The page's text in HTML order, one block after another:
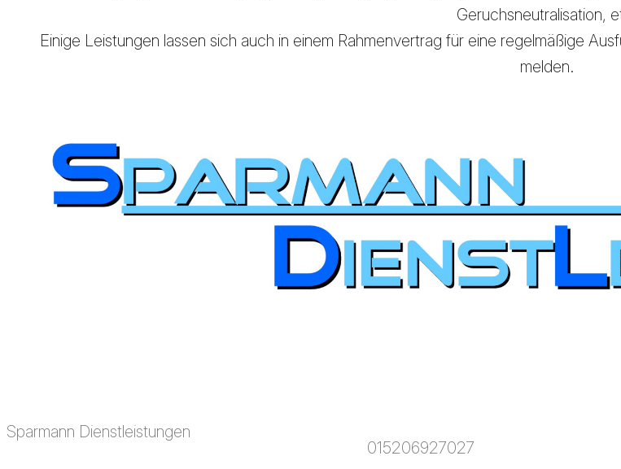
Geruchsneutralisation,
Einige Leistungen lassen sich auch in einem Rahmenvertrag für eine regelmäßige
melden.
Sparmann Dienstleistungen
015206927027